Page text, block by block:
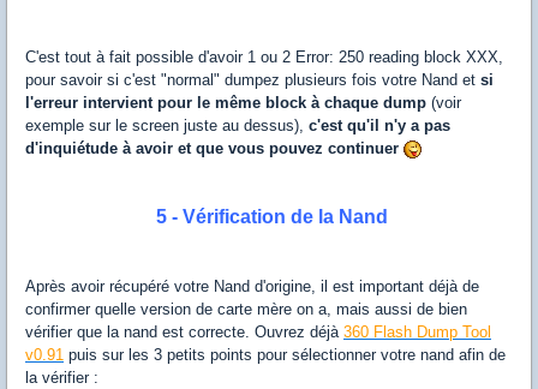
C'est tout à fait possible d'avoir 1 ou 2 Error: 250 reading block XXX,
pour savoir si c'est "normal" dumpez plusieurs fois votre Nand et si
l'erreur intervient pour le même block à chaque dump (voir
exemple sur le screen juste au dessus), c'est qu'il n'y a pas
d'inquiétude à avoir et que vous pouvez continuer
5 - Vérification de la Nand
Après avoir récupéré votre Nand d'origine, il est important déjà de
confirmer quelle version de carte mère on a, mais aussi de bien
vérifier que la nand est correcte. Ouvrez déjà 360 Flash Dump Tool
v0.91 puis sur les 3 petits points pour sélectionner votre nand afin de
la vérifier :